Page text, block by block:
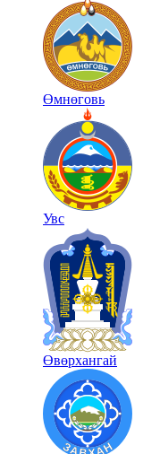
Өмнөговь
Увс
Өвөрхангай